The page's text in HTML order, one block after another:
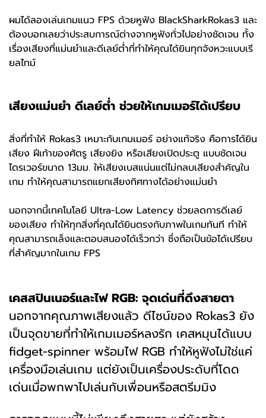
ผมได้ลองเล่นเกมแนว FPS ด้วยหูฟัง BlackSharkRokas3 และ
ต้องบอกเลยว่าประสบการณ์ต่างจากหูฟังทั่วไปอย่างชัดเจน ทั้ง
เรื่องเสียงที่แม่นยำและดีเลย์ต่ำที่ทำให้คุณได้ยินทุกจังหวะแบบเรี
ยลไทม์
เสียงแม่นยำ ดีเลย์ต่ำ ช่วยให้เกมเมอร์ได้เปรียบ
สิ่งที่ทำให้ Rokas3 เหมาะกับเกมเมอร์ อย่างแท้จริง คือการได้ยิน
เสียง ฝีเท้าของศัตรู เสียงยิง หรือเสียงเปิดประตู แบบชัดเจน
ไดรเวอร์ขนาด 13มม. ให้เสียงเบสแน่นแต่ไม่กลบเสียงสำคัญใน
เกม ทำให้คุณสามารถแยกเสียงทิศทางได้อย่างแม่นยำ
นอกจากนี้เทคโนโลยี Ultra-Low Latency ช่วยลดการดีเลย์
ของเสียง ทำให้ทุกสิ่งที่คุณได้ยินตรงกับภาพในเกมทันที ทำให้
คุณสามารถเล็งและตอบสนองได้เร็วกว่า ซึ่งถือเป็นข้อได้เปรียบ
ที่สำคัญมากในเกม FPS
เคสสปินเนอร์และไฟ RGB: จุดเด่นที่ดึงสายตา
นอกจากคุณภาพเสียงแล้ว ดีไซน์ของ Rokas3 ยัง
เป็นจุดขายที่ทำให้เกมเมอร์หลงรัก เคสหมุนได้แบบ
fidget-spinner พร้อมไฟ RGB ทำให้หูฟังไม่ใช่แค่
เครื่องมือเล่นเกม แต่ยังเป็นเครื่องประดับที่โดด
เด่นเมื่อพกพาไปเล่นกับเพื่อนหรือสตรีมมิง